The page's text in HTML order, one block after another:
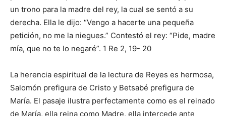
un trono para la madre del rey, la cual se sentó a su
derecha. Ella le dijo: “Vengo a hacerte una pequeña
petición, no me la niegues.” Contestó el rey: “Pide, madre
mía, que no te lo negaré”. 1 Re 2, 19- 20
La herencia espiritual de la lectura de Reyes es hermosa,
Salomón prefigura de Cristo y Betsabé prefigura de
María. El pasaje ilustra perfectamente como es el reinado
de María, ella reina como Madre, ella intercede ante